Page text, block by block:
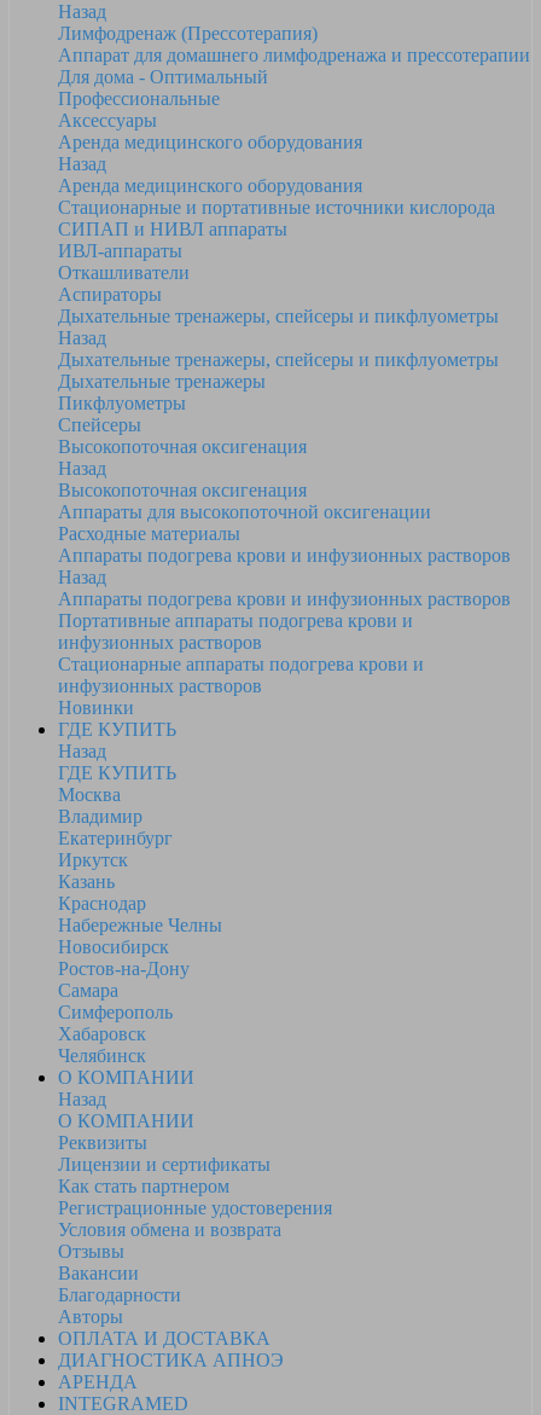
Назад
Лимфодренаж (Прессотерапия)
Аппарат для домашнего лимфодренажа и прессотерапии
Для дома - Оптимальный
Профессиональные
Аксессуары
Аренда медицинского оборудования
Назад
Аренда медицинского оборудования
Стационарные и портативные источники кислорода
СИПАП и НИВЛ аппараты
ИВЛ-аппараты
Откашливатели
Аспираторы
Дыхательные тренажеры, спейсеры и пикфлуометры
Назад
Дыхательные тренажеры, спейсеры и пикфлуометры
Дыхательные тренажеры
Пикфлуометры
Спейсеры
Высокопоточная оксигенация
Назад
Высокопоточная оксигенация
Аппараты для высокопоточной оксигенации
Расходные материалы
Аппараты подогрева крови и инфузионных растворов
Назад
Аппараты подогрева крови и инфузионных растворов
Портативные аппараты подогрева крови и
инфузионных растворов
Стационарные аппараты подогрева крови и
инфузионных растворов
Новинки
ГДЕ КУПИТЬ
Назад
ГДЕ КУПИТЬ
Москва
Владимир
Екатеринбург
Иркутск
Казань
Краснодар
Набережные Челны
Новосибирск
Ростов-на-Дону
Самара
Симферополь
Хабаровск
Челябинск
О КОМПАНИИ
Назад
О КОМПАНИИ
Реквизиты
Лицензии и сертификаты
Как стать партнером
Регистрационные удостоверения
Условия обмена и возврата
Отзывы
Вакансии
Благодарности
Авторы
ОПЛАТА И ДОСТАВКА
ДИАГНОСТИКА АПНОЭ
АРЕНДА
INTEGRAMED